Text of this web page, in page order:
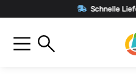
Schnelle